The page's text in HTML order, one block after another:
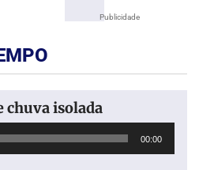
Publicidade
chuva isolada
00:00